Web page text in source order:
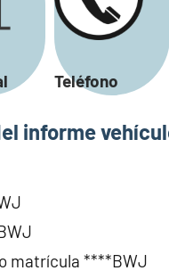
Teléfono
informe
matrícula ****BWJ